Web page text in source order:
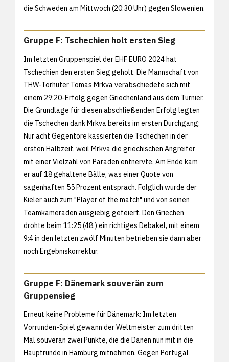
die Schweden am Mittwoch (20:30 Uhr) gegen Slowenien.
Gruppe F: Tschechien holt ersten Sieg
Im letzten Gruppenspiel der EHF EURO 2024 hat
Tschechien den ersten Sieg geholt. Die Mannschaft von
THW-Torhüter Tomas Mrkva verabschiedete sich mit
einem 29:20-Erfolg gegen Griechenland aus dem Turnier.
Die Grundlage für diesen abschließenden Erfolg legten
die Tschechen dank Mrkva bereits im ersten Durchgang:
Nur acht Gegentore kassierten die Tschechen in der
ersten Halbzeit, weil Mrkva die griechischen Angreifer
mit einer Vielzahl von Paraden entnervte. Am Ende kam
er auf 18 gehaltene Bälle, was einer Quote von
sagenhaften 55 Prozent entsprach. Folglich wurde der
Kieler auch zum "Player of the match" und von seinen
Teamkameraden ausgiebig gefeiert. Den Griechen
drohte beim 11:25 (48.) ein richtiges Debakel, mit einem
9:4 in den letzten zwölf Minuten betrieben sie dann aber
noch Ergebniskorrektur.
Gruppe F: Dänemark souverän zum
Gruppensieg
Erneut keine Probleme für Dänemark: Im letzten
Vorrunden-Spiel gewann der Weltmeister zum dritten
Mal souverän zwei Punkte, die die Dänen nun mit in die
Hauptrunde in Hamburg mitnehmen. Gegen Portugal